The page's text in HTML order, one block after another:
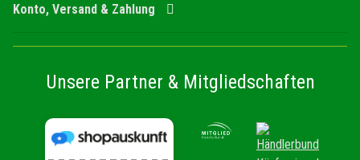
Konto, Versand & Zahlung
Unsere Partner & Mitgliedschaften